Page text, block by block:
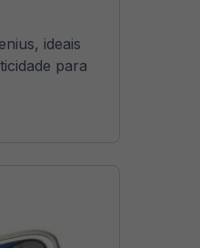
ideais
para